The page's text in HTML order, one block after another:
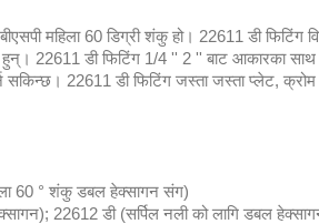
महिला 60 डिग्री शंकु हो। 22611 डी फिटिंग
22611 डी फिटिंग 1/4 '' 2 '' बाट आकारका साथ
22611 डी फिटिंग जस्ता जस्ता प्लेट, क्रोम
60 ° शंकु डबल हेक्सागन संग)
22612 डी (सर्पिल नली को लागि डबल